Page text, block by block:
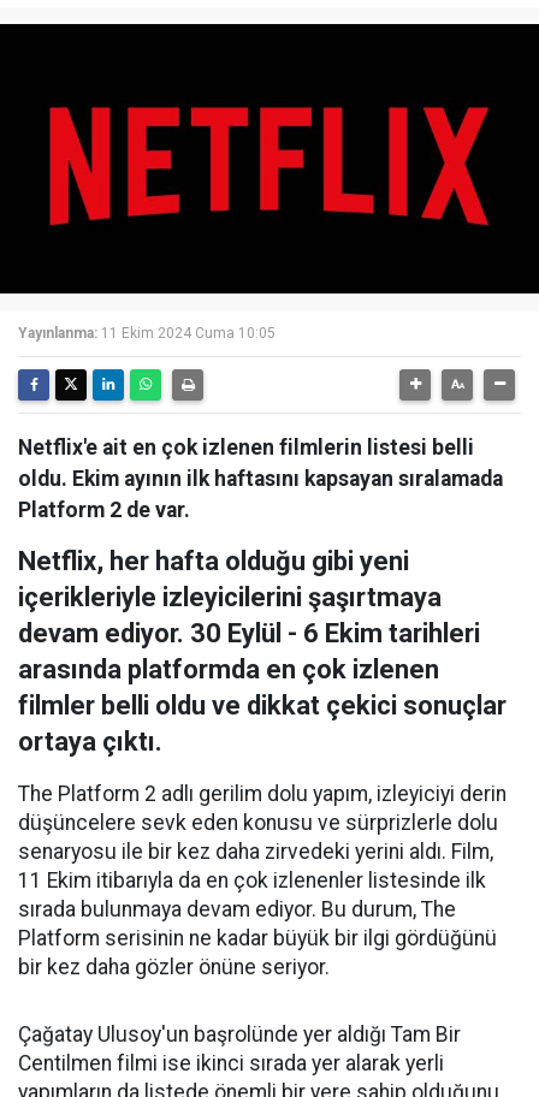
Yayınlanma: 11 Ekim 2024 Cuma 10:05
Netflix'e ait en çok izlenen filmlerin listesi belli
oldu. Ekim ayının ilk haftasını kapsayan sıralamada
Platform 2 de var.
Netflix, her hafta olduğu gibi yeni
içerikleriyle izleyicilerini şaşırtmaya
devam ediyor. 30 Eylül - 6 Ekim tarihleri
arasında platformda en çok izlenen
filmler belli oldu ve dikkat çekici sonuçlar
ortaya çıktı.
The Platform 2 adlı gerilim dolu yapım, izleyiciyi derin
düşüncelere sevk eden konusu ve sürprizlerle dolu
senaryosu ile bir kez daha zirvedeki yerini aldı. Film,
11 Ekim itibarıyla da en çok izlenenler listesinde ilk
sırada bulunmaya devam ediyor. Bu durum, The
Platform serisinin ne kadar büyük bir ilgi gördüğünü
bir kez daha gözler önüne seriyor.
Çağatay Ulusoy'un başrolünde yer aldığı Tam Bir
Centilmen filmi ise ikinci sırada yer alarak yerli
yapımların da listede önemli bir yere sahip olduğunu